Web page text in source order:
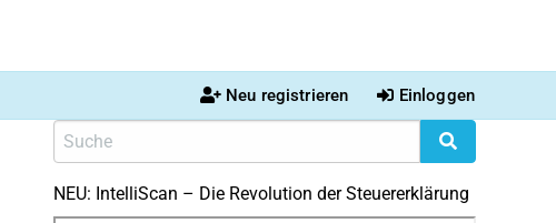
Neu registrieren Einloggen
NEU: IntelliScan – Die Revolution der Steuererklärung